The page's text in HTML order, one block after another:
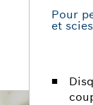
Pour
et